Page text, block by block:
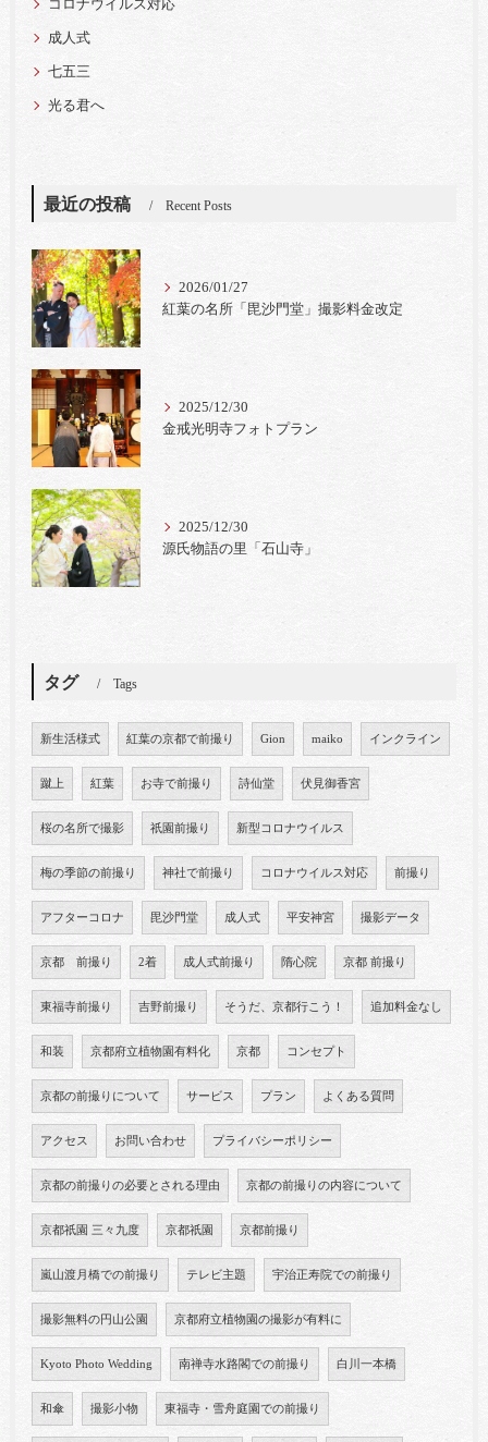
コロナウイルス対応
成人式
七五三
光る君へ
最近の投稿 Recent Posts
2026/01/27
紅葉の名所「毘沙門堂」撮影料金改定
2025/12/30
金戒光明寺フォトプラン
2025/12/30
源氏物語の里「石山寺」
タグ Tags
新生活様式 紅葉の京都で前撮り Gion maiko インクライン
蹴上 紅葉 お寺で前撮り 詩仙堂 伏見御香宮
桜の名所で撮影 祇園前撮り 新型コロナウイルス
梅の季節の前撮り 神社で前撮り コロナウイルス対応 前撮り
アフターコロナ 毘沙門堂 成人式 平安神宮 撮影データ
京都 前撮り 2着 成人式前撮り 隋心院 京都 前撮り
東福寺前撮り 吉野前撮り そうだ、京都行こう！ 追加料金なし
和装 京都府立植物園有料化 京都 コンセプト
京都の前撮りについて サービス プラン よくある質問
アクセス お問い合わせ プライバシーポリシー
京都の前撮りの必要とされる理由 京都の前撮りの内容について
京都祇園 三々九度 京都祇園 京都前撮り
嵐山渡月橋での前撮り テレビ主題 宇治正寿院での前撮り
撮影無料の円山公園 京都府立植物園の撮影が有料に
Kyoto Photo Wedding 南禅寺水路閣での前撮り 白川一本橋
和傘 撮影小物 東福寺・雪舟庭園での前撮り